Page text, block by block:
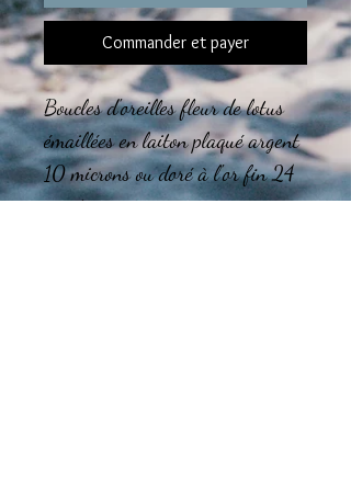
Commander et payer
Boucles d'oreilles fleur de lotus
émaillées en laiton plaqué argent
10 microns ou doré à l'or fin 24
carats.